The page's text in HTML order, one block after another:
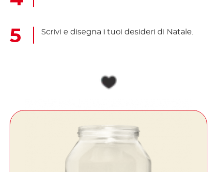
Scrivi e disegna i tuoi desideri di Natale.